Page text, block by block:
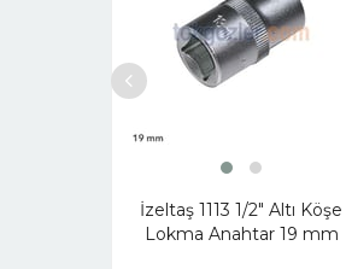
İzeltaş 1113 1/2" Altı Köşe
Lokma Anahtar 19 mm